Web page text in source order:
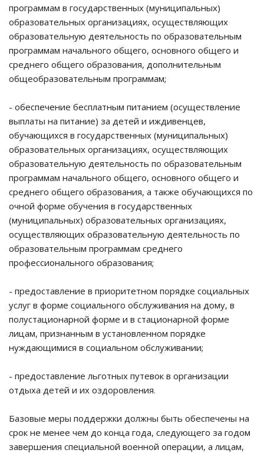
программам в государственных (муниципальных)
образовательных организациях, осуществляющих
образовательную деятельность по образовательным
программам начального общего, основного общего и
среднего общего образования, дополнительным
общеобразовательным программам;
- обеспечение бесплатным питанием (осуществление
выплаты на питание) за детей и иждивенцев,
обучающихся в государственных (муниципальных)
образовательных организациях, осуществляющих
образовательную деятельность по образовательным
программам начального общего, основного общего и
среднего общего образования, а также обучающихся по
очной форме обучения в государственных
(муниципальных) образовательных организациях,
осуществляющих образовательную деятельность по
образовательным программам среднего
профессионального образования;
- предоставление в приоритетном порядке социальных
услуг в форме социального обслуживания на дому, в
полустационарной форме и в стационарной форме
лицам, признанным в установленном порядке
нуждающимися в социальном обслуживании;
- предоставление льготных путевок в организации
отдыха детей и их оздоровления.
Базовые меры поддержки должны быть обеспечены на
срок не менее чем до конца года, следующего за годом
завершения специальной военной операции, а лицам,